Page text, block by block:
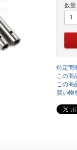
数量
特定商
この商
この商
買い物